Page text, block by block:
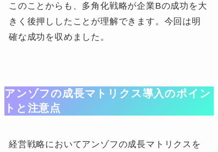
このことからも、多角化戦略が企業Bの成功を大
きく後押ししたことが理解できます。今回は明
確な成功を収めました。
アンゾフの成長マトリクス導入のポイン
トと注意点
経営戦略においてアンゾフの成長マトリクスを